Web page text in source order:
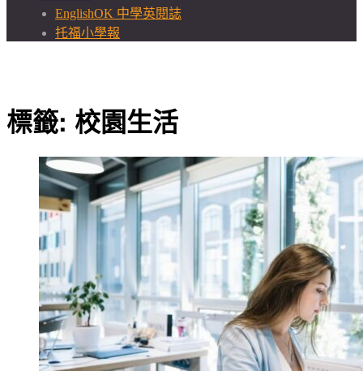
EnglishOK 中學英閱誌
托福小學報
標籤: 校園生活